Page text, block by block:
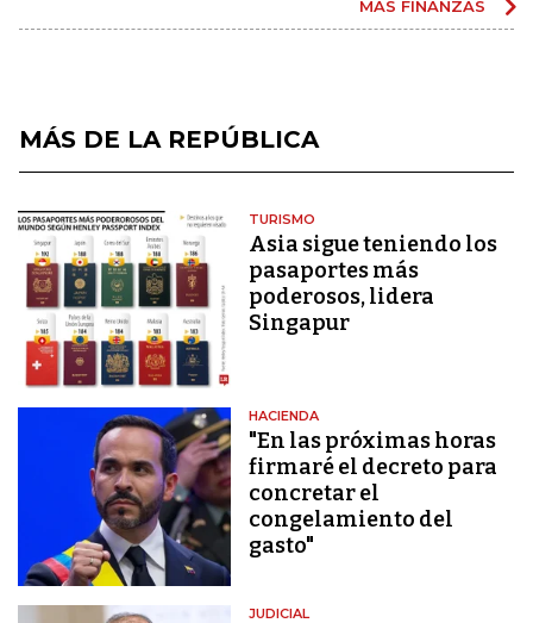
MÁS FINANZAS
MÁS DE LA REPÚBLICA
TURISMO
Asia sigue teniendo los
pasaportes más
poderosos, lidera
Singapur
HACIENDA
"En las próximas horas
firmaré el decreto para
concretar el
congelamiento del
gasto"
JUDICIAL